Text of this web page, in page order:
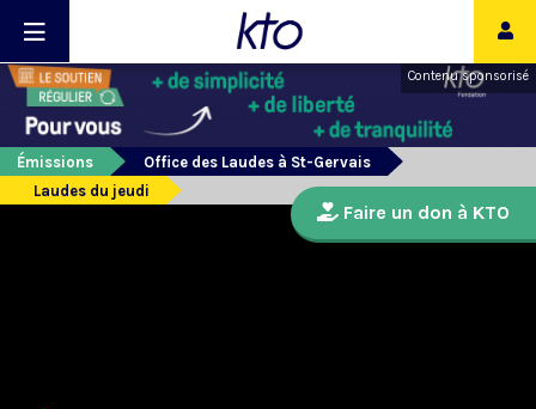
Contenu sponsorisé
Émissions
Office des Laudes à St-Gervais
Laudes du jeudi
Faire un don à KTO